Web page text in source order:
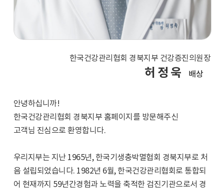
한국건강관리협회 경북지부 건강증진의원장
허 정 욱 배상
안녕하십니까!
한국건강관리협회 경북지부 홈페이지를 방문해주신
고객님 진심으로 환영합니다.
우리지부는 지난 1965년, 한국기생충박멸협회 경북지부로 처
음 설립되었습니다. 1982년 6월, 한국건강관리협회로 통합되
어 현재까지 59년간경험과 노력을 축적한 검진기관으로서 경